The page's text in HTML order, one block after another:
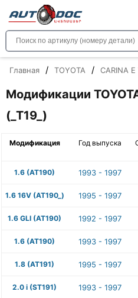
Главная / TOYOTA / CARINA E
Модификации
(_T19_)
Модификация Год выпуска
1.6 (AT190) 1993 - 1997
1.6 16V (AT190_) 1995 - 1997
1.6 GLI (AT190) 1992 - 1997
1.6 (AT190) 1993 - 1997
1.8 (AT191) 1995 - 1997
2.0 i (ST191) 1993 - 1997